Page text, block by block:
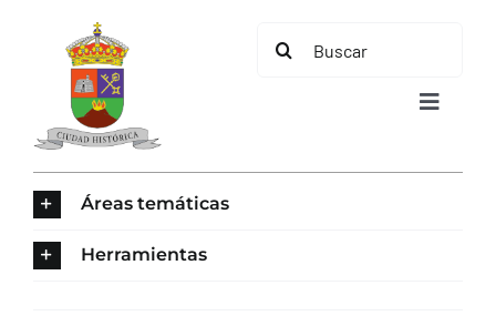
contenido
Buscar:
Toggle
Áreas temáticas
Herramientas